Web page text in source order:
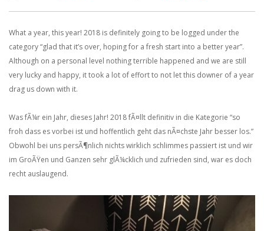
What a year, this year! 2018 is definitely going to be logged under the
category “glad that it’s over, hoping for a fresh start into a better year”.
Although on a personal level nothing terrible happened and we are still
very lucky and happy, it took a lot of effort to not let this downer of a year
drag us down with it.
Was fÃ¼r ein Jahr, dieses Jahr! 2018 fÃ¤llt definitiv in die Kategorie “so
froh dass es vorbei ist und hoffentlich geht das nÃ¤chste Jahr besser los.”
Obwohl bei uns persÃ¶nlich nichts wirklich schlimmes passiert ist und wir
im GroÃŸen und Ganzen sehr glÃ¼cklich und zufrieden sind, war es doch
recht auslaugend.